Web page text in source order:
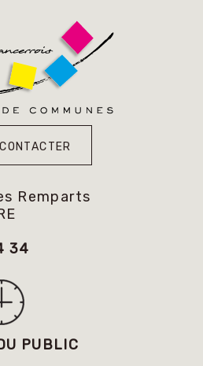
Remparts
34
PUBLIC